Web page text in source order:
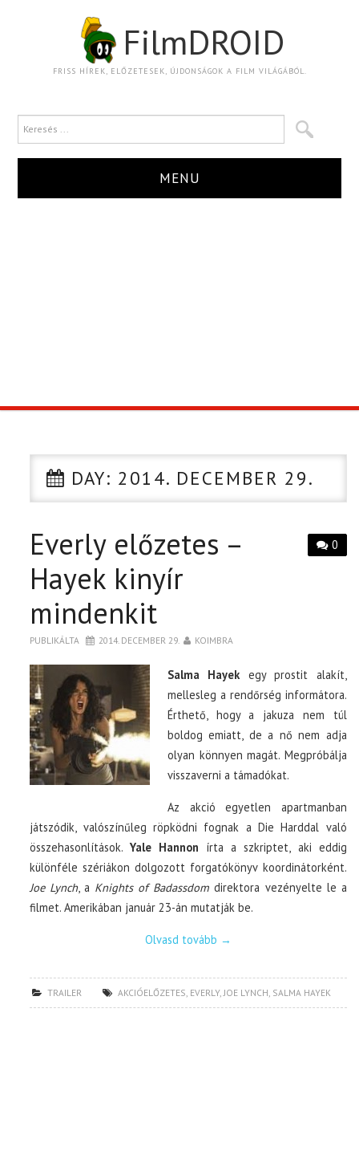
FilmDROID
FRISS HÍREK, ELŐZETESEK, ÚJDONSÁGOK A FILM VILÁGÁBÓL.
MENU
CIKK
PÓLÓ RENDELÉS
DAY: 2014. DECEMBER 29.
0
Everly előzetes –
Hayek kinyír
mindenkit
PUBLIKÁLTA 2014. DECEMBER 29. KOIMBRA
Salma Hayek egy prostit alakít,
mellesleg a rendőrség informátora.
Érthető, hogy a jakuza nem túl
boldog emiatt, de a nő nem adja
olyan könnyen magát. Megpróbálja
visszaverni a támadókat.
Az akció egyetlen apartmanban
játszódik, valószínűleg röpködni fognak a Die Harddal való
összehasonlítások.Yale Hannon írta a szkriptet, aki eddig
különféle szériákon dolgozott forgatókönyv koordinátorként.
Joe Lynch, a Knights of Badassdom direktora vezényelte le a
filmet. Amerikában január 23-án mutatják be.
Olvasd tovább →
TRAILER AKCIÓELŐZETES, EVERLY,JOE LYNCH, SALMA HAYEK